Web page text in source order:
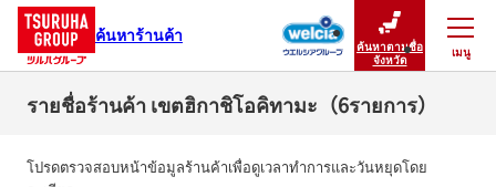
ค้นหาร้านค้า
ค้นหาตามชื่อ
จังหวัด
เมนู
ปิดเมนู
รายชื่อร้านค้า เขตฮิกาชิโอคิทามะ（6รายการ）
โปรดตรวจสอบหน้าข้อมูลร้านค้าเพื่อดูเวลาทำการและวันหยุดโดย